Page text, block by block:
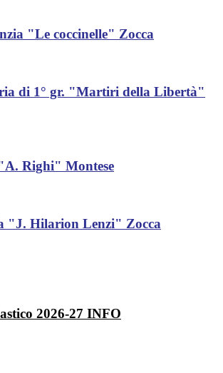
"Le coccinelle" Zocca
di 1° gr. "Martiri della Libertà"
Righi" Montese
"J. Hilarion Lenzi" Zocca
2026-27 INFO